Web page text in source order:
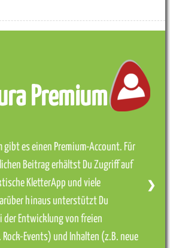
Premium
gibt es einen Premium-Account. Für
Beitrag erhältst Du Zugriff auf
KletterApp und viele
hinaus unterstützt Du
der Entwicklung von freien
Events) und Inhalten (z.B. neue
❯